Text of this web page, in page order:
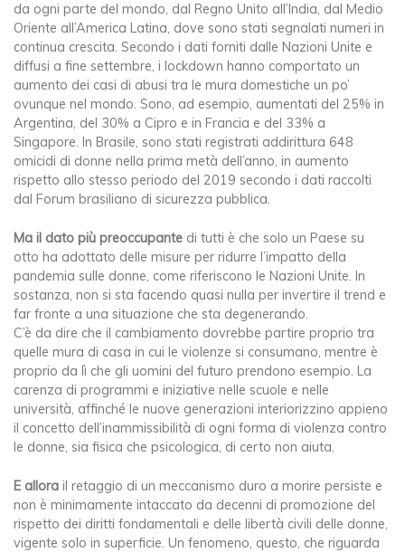
da ogni parte del mondo, dal Regno Unito all’India, dal Medio
Oriente all’America Latina, dove sono stati segnalati numeri in
continua crescita. Secondo i dati forniti dalle Nazioni Unite e
diffusi a fine settembre, i lockdown hanno comportato un
aumento dei casi di abusi tra le mura domestiche un po’
ovunque nel mondo. Sono, ad esempio, aumentati del 25% in
Argentina, del 30% a Cipro e in Francia e del 33% a
Singapore. In Brasile, sono stati registrati addirittura 648
omicidi di donne nella prima metà dell’anno, in aumento
rispetto allo stesso periodo del 2019 secondo i dati raccolti
dal Forum brasiliano di sicurezza pubblica.
Ma il dato più preoccupante di tutti è che solo un Paese su
otto ha adottato delle misure per ridurre l’impatto della
pandemia sulle donne, come riferiscono le Nazioni Unite. In
sostanza, non si sta facendo quasi nulla per invertire il trend e
far fronte a una situazione che sta degenerando.
C’è da dire che il cambiamento dovrebbe partire proprio tra
quelle mura di casa in cui le violenze si consumano, mentre è
proprio da lì che gli uomini del futuro prendono esempio. La
carenza di programmi e iniziative nelle scuole e nelle
università, affinché le nuove generazioni interiorizzino appieno
il concetto dell’inammissibilità di ogni forma di violenza contro
le donne, sia fisica che psicologica, di certo non aiuta.
E allora il retaggio di un meccanismo duro a morire persiste e
non è minimamente intaccato da decenni di promozione del
rispetto dei diritti fondamentali e delle libertà civili delle donne,
vigente solo in superficie. Un fenomeno, questo, che riguarda